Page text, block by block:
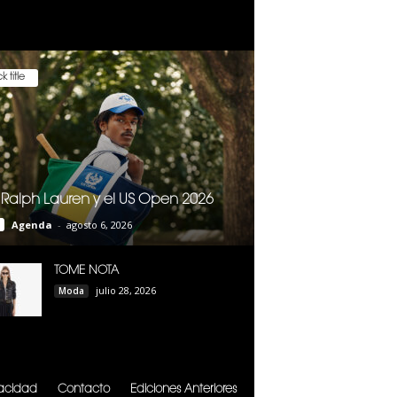
title
Lauren y el US Open 2026
Agenda - agosto 6, 2026
TOME NOTA
Moda julio 28, 2026
Contacto Ediciones Anteriores